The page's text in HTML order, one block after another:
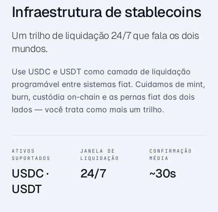
Infraestrutura de stablecoins
Um trilho de liquidação 24/7 que fala os dois
mundos.
Use USDC e USDT como camada de liquidação
programável entre sistemas fiat. Cuidamos de mint,
burn, custódia on-chain e as pernas fiat dos dois
lados — você trata como mais um trilho.
ATIVOS
SUPORTADOS
USDC ·
USDT
JANELA DE
LIQUIDAÇÃO
24/7
CONFIRMAÇÃO
MÉDIA
~30s